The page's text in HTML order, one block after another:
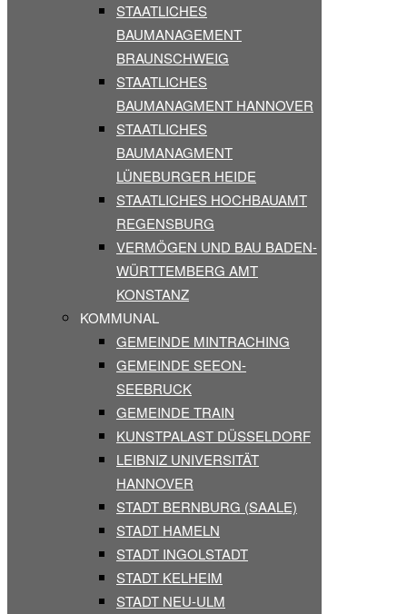
STAATLICHES
BAUMANAGEMENT
BRAUNSCHWEIG
STAATLICHES
BAUMANAGMENT HANNOVER
STAATLICHES
BAUMANAGMENT
LÜNEBURGER HEIDE
STAATLICHES HOCHBAUAMT
REGENSBURG
VERMÖGEN UND BAU BADEN-
WÜRTTEMBERG AMT
KONSTANZ
KOMMUNAL
GEMEINDE MINTRACHING
GEMEINDE SEEON-
SEEBRUCK
GEMEINDE TRAIN
KUNSTPALAST DÜSSELDORF
LEIBNIZ UNIVERSITÄT
HANNOVER
STADT BERNBURG (SAALE)
STADT HAMELN
STADT INGOLSTADT
STADT KELHEIM
STADT NEU-ULM